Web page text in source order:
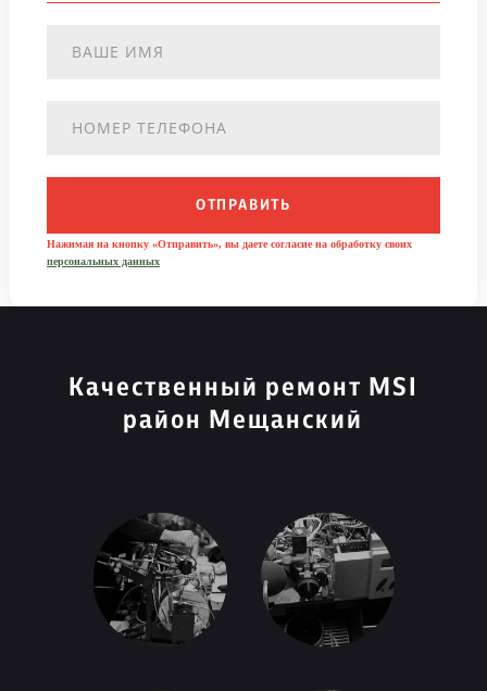
ОТПРАВИТЬ
Нажимая на кнопку «Отправить», вы даете согласие на обработку своих
персональных данных
Качественный ремонт MSI
район Мещанский